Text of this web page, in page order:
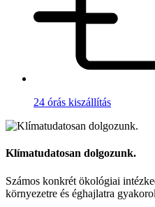
24 órás kiszállítás
Klímatudatosan dolgozunk.
Számos konkrét ökológiai
környezetre és éghajlatra